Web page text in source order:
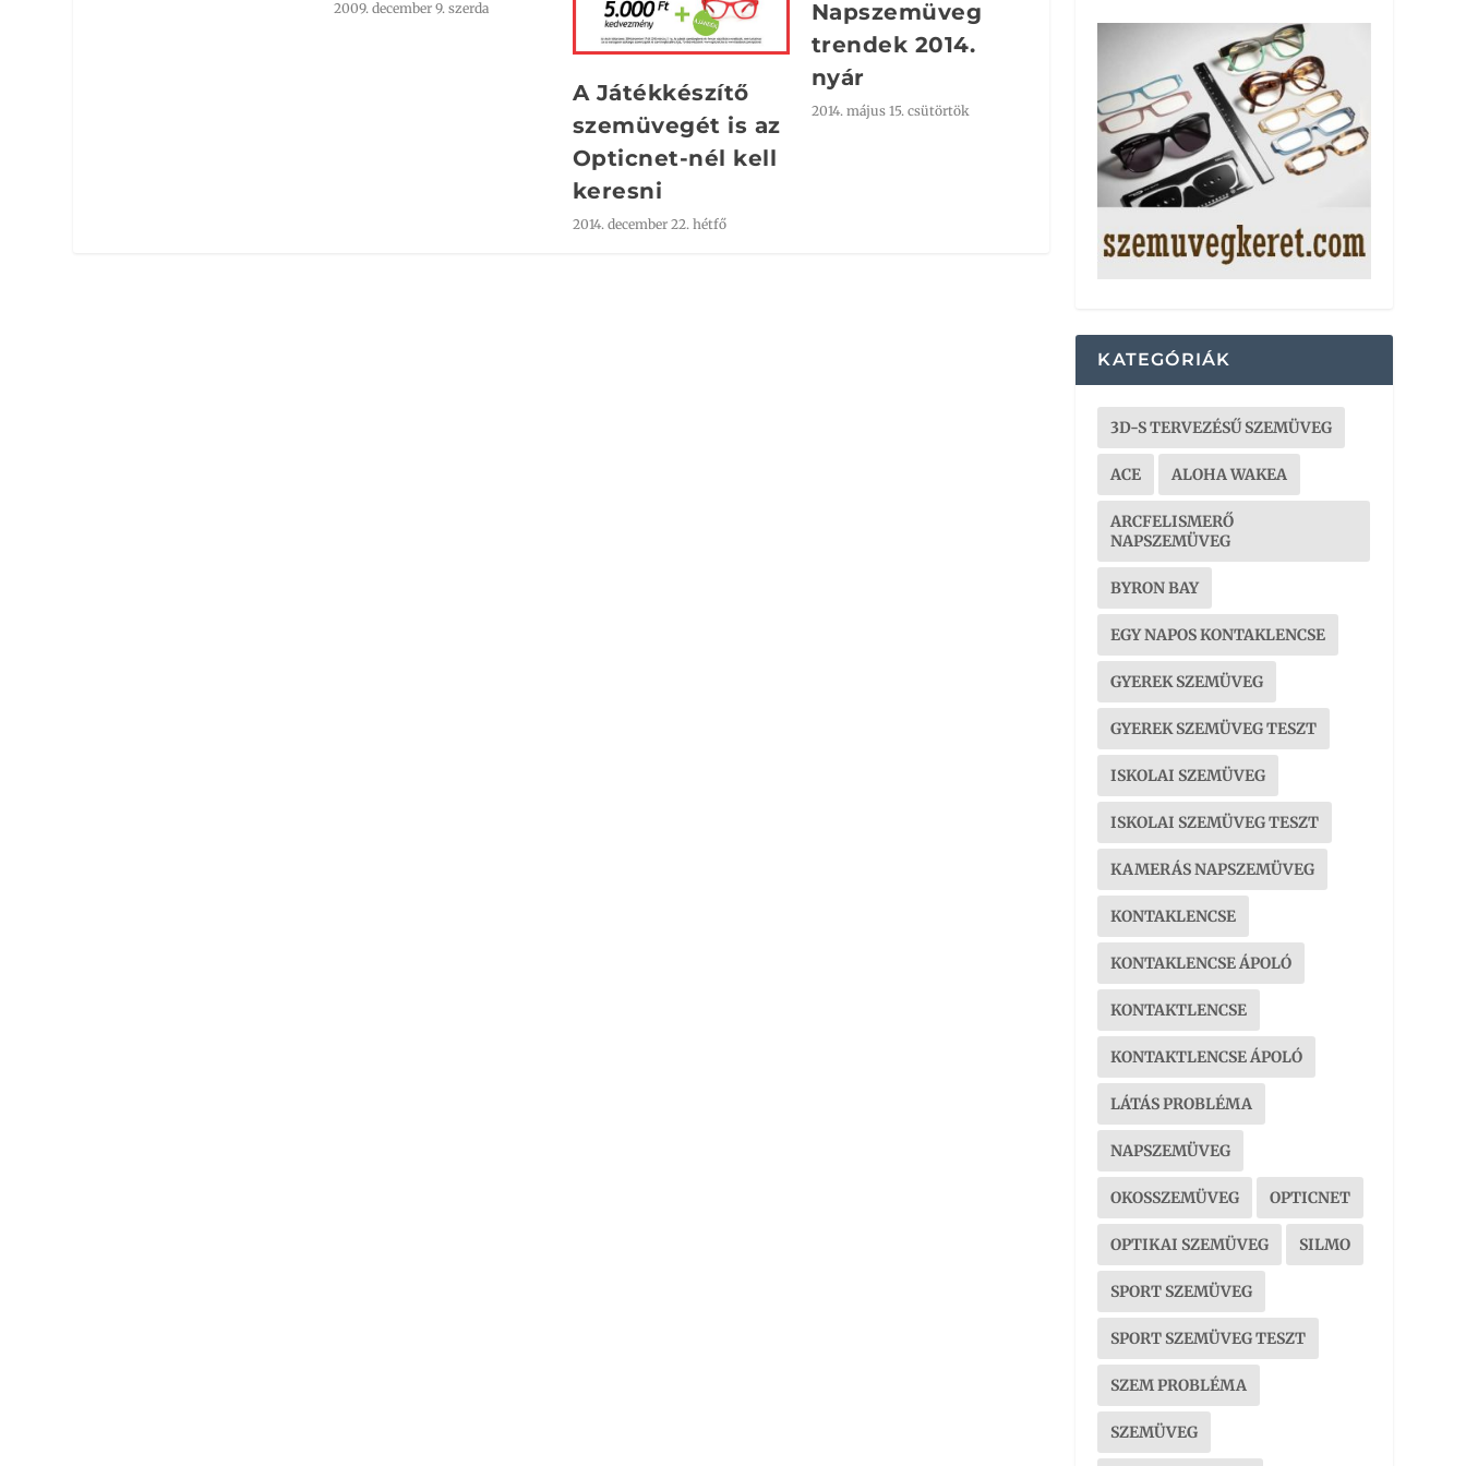
2009. december 9. szerda
A Játékkészítő
szemüvegét is az
Opticnet-nél kell
keresni
2014. december 22. hétfő
Napszemüveg
trendek 2014.
nyár
2014. május 15. csütörtök
KATEGÓRIÁK
3D-S TERVEZÉSŰ SZEMÜVEG
ACE ALOHA WAKEA
ARCFELISMERŐ
NAPSZEMÜVEG
BYRON BAY
EGY NAPOS KONTAKLENCSE
GYEREK SZEMÜVEG
GYEREK SZEMÜVEG TESZT
ISKOLAI SZEMÜVEG
ISKOLAI SZEMÜVEG TESZT
KAMERÁS NAPSZEMÜVEG
KONTAKLENCSE
KONTAKLENCSE ÁPOLÓ
KONTAKTLENCSE
KONTAKTLENCSE ÁPOLÓ
LÁTÁS PROBLÉMA
NAPSZEMÜVEG
OKOSSZEMÜVEG OPTICNET
OPTIKAI SZEMÜVEG SILMO
SPORT SZEMÜVEG
SPORT SZEMÜVEG TESZT
SZEM PROBLÉMA
SZEMÜVEG